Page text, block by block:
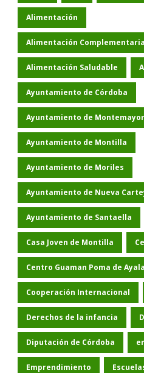
Alimentación
Alimentación
Alimentación Saludable
Ayuntamiento de Córdoba
Ayuntamiento de Montemayor
Ayuntamiento de Montilla
Ayuntamiento de Moriles
Ayuntamiento de Nueva
Ayuntamiento de Santaella
Casa Joven de Montilla
Centro Guaman Poma de Ayala
Cooperación Internacional
Derechos de la infancia
Diputación de Córdoba
Emprendimiento